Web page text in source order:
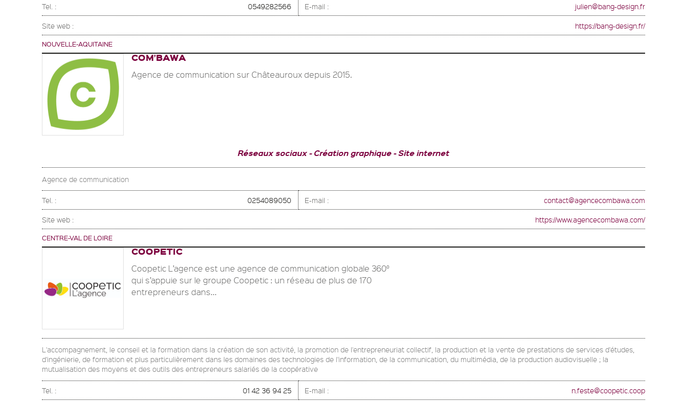
Tel. : 0549282566 E-mail : julien@bang-design.fr
Site web : https://bang-design.fr/
NOUVELLE-AQUITAINE
COM’BAWA
Agence de communication sur Châteauroux depuis 2015.
Réseaux sociaux Création graphique Site internet
Agence de communication
Tel. : 0254089050 E-mail : contact@agencecombawa.com
Site web : https://www.agencecombawa.com/
CENTRE-VAL DE LOIRE
COOPETIC
Coopetic L’agence est une agence de communication globale 360°
qui s’appuie sur le groupe Coopetic : un réseau de plus de 170
entrepreneurs dans...
L'accompagnement, le conseil et la formation dans la création de son activité, la promotion de l'entrepreneuriat collectif, la production et la vente de prestations de services d'études,
d'ingénierie, de formation et plus particulièrement dans les domaines des technologies de l'information, de la communication, du multimédia, de la production audiovisuelle ; la
mutualisation des moyens et des outils des entrepreneurs salariés de la coopérative
Tel. : 01 42 36 94 25 E-mail : n.feste@coopetic.coop